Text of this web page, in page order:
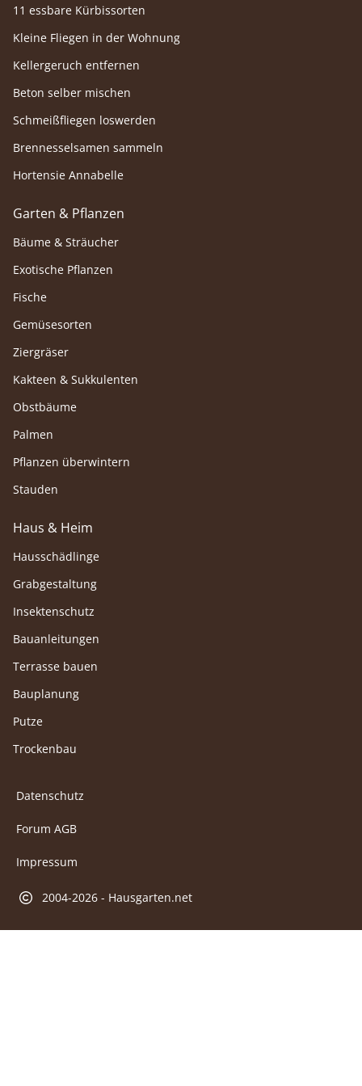
11 essbare Kürbissorten
Kleine Fliegen in der Wohnung
Kellergeruch entfernen
Beton selber mischen
Schmeißfliegen loswerden
Brennesselsamen sammeln
Hortensie Annabelle
Garten & Pflanzen
Bäume & Sträucher
Exotische Pflanzen
Fische
Gemüsesorten
Ziergräser
Kakteen & Sukkulenten
Obstbäume
Palmen
Pflanzen überwintern
Stauden
Haus & Heim
Hausschädlinge
Grabgestaltung
Insektenschutz
Bauanleitungen
Terrasse bauen
Bauplanung
Putze
Trockenbau
Datenschutz
Forum AGB
Impressum
2004-2026 - Hausgarten.net